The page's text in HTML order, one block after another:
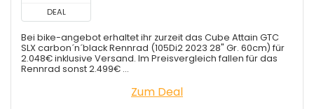
DEAL
Bei bike-angebot erhaltet ihr zurzeit das Cube Attain GTC
SLX carbon´n´black Rennrad (105Di2 2023 28" Gr. 60cm) für
2.048€ inklusive Versand. Im Preisvergleich fallen für das
Rennrad sonst 2.499€ ...
Zum Deal